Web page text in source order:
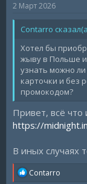
2 Март 2026
Contarro
Хотел бы
жыву в Польше и
узнать можно ли
карточки и без
промокодом?
Привет, всё что
https://
В иных случаях
R
Contarro